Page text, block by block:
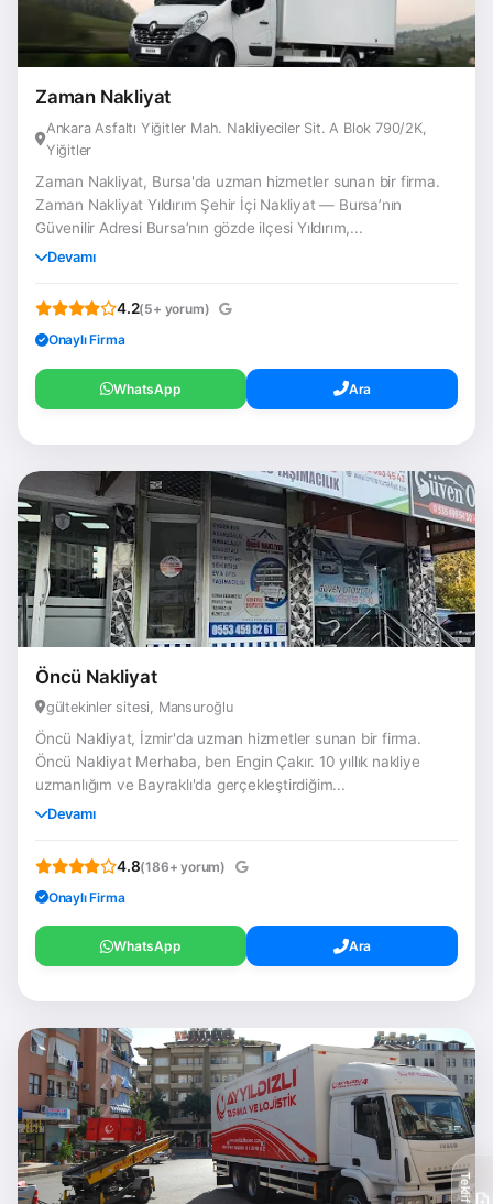
Zaman Nakliyat
Ankara Asfaltı Yiğitler Mah. Nakliyeciler Sit. A Blok 790/2K,
Yiğitler
Zaman Nakliyat, Bursa'da uzman hizmetler sunan bir firma.
Zaman Nakliyat Yıldırım Şehir İçi Nakliyat — Bursa’nın
Güvenilir Adresi Bursa’nın gözde ilçesi Yıldırım,...
Devamı
4.2(5+ yorum)
Onaylı Firma
WhatsApp Ara
Öncü Nakliyat
gültekinler sitesi, Mansuroğlu
Öncü Nakliyat, İzmir'da uzman hizmetler sunan bir firma.
Öncü Nakliyat Merhaba, ben Engin Çakır. 10 yıllık nakliye
uzmanlığım ve Bayraklı'da gerçekleştirdiğim...
Devamı
4.8(186+ yorum)
Onaylı Firma
WhatsApp Ara